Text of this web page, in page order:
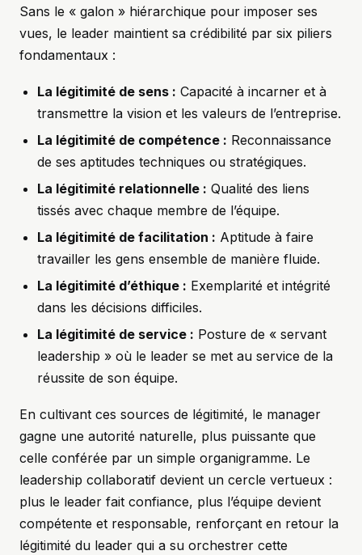
Sans le « galon » hiérarchique pour imposer ses
vues, le leader maintient sa crédibilité par six piliers
fondamentaux :
La légitimité de sens : Capacité à incarner et à
transmettre la vision et les valeurs de l’entreprise.
La légitimité de compétence : Reconnaissance
de ses aptitudes techniques ou stratégiques.
La légitimité relationnelle : Qualité des liens
tissés avec chaque membre de l’équipe.
La légitimité de facilitation : Aptitude à faire
travailler les gens ensemble de manière fluide.
La légitimité d’éthique : Exemplarité et intégrité
dans les décisions difficiles.
La légitimité de service : Posture de « servant
leadership » où le leader se met au service de la
réussite de son équipe.
En cultivant ces sources de légitimité, le manager
gagne une autorité naturelle, plus puissante que
celle conférée par un simple organigramme. Le
leadership collaboratif devient un cercle vertueux :
plus le leader fait confiance, plus l’équipe devient
compétente et responsable, renforçant en retour la
légitimité du leader qui a su orchestrer cette